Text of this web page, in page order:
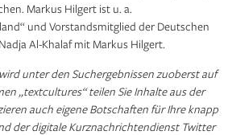
Markus Hilgert ist u. a.
und Vorstandsmitglied der Deutschen
Al-Khalaf mit Markus Hilgert.
unter den Suchergebnissen zuoberst auf
„textcultures“ teilen Sie Inhalte aus der
auch eigene Botschaften für Ihre knapp
der digitale Kurznachrichtendienst Twitter